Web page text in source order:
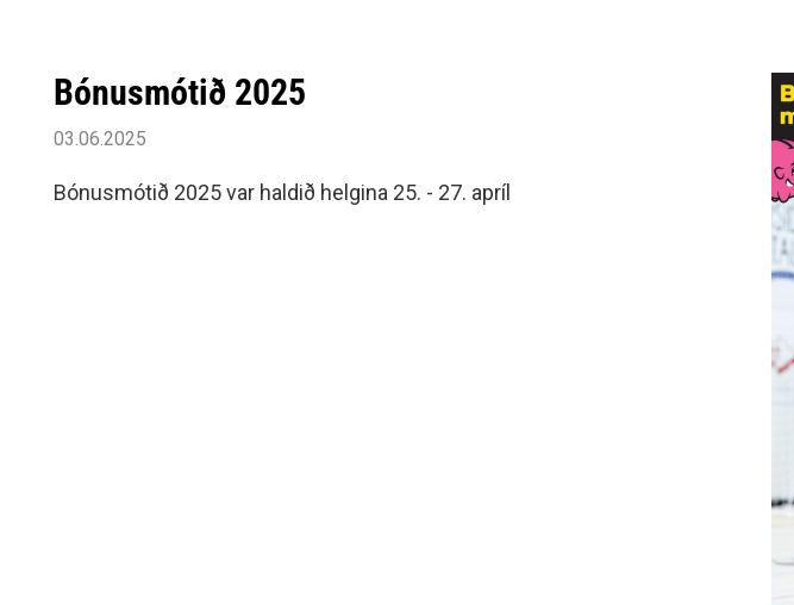
Bónusmótið 2025
03.06.2025
Bónusmótið 2025 var haldið helgina 25. - 27. apríl